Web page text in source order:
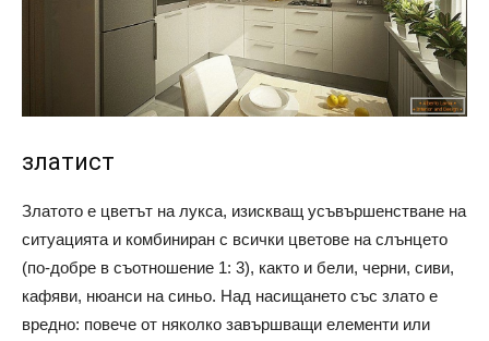
златист
Златото е цветът на лукса, изискващ усъвършенстване на
ситуацията и комбиниран с всички цветове на слънцето
(по-добре в съотношение 1: 3), както и бели, черни, сиви,
кафяви, нюанси на синьо. Над насищането със злато е
вредно: повече от няколко завършващи елементи или